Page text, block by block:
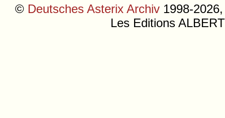
© Deutsches Asterix Archiv 1998-
Les Editions